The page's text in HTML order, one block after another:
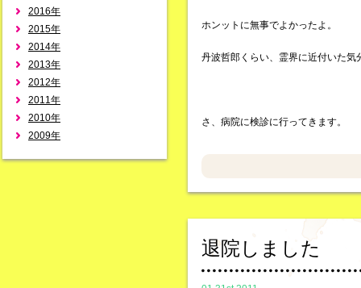
2016年
2015年
2014年
2013年
2012年
2011年
2010年
2009年
ホンットに無事でよかったよ。
丹波哲郎くらい、霊界に近付いた気
さ、病院に検診に行ってきます。
退院しました